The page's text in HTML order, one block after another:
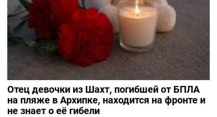
Отец девочки из Шахт, погибшей от БПЛА
на пляже в Архипке, находится на фронте и
не знает о её гибели